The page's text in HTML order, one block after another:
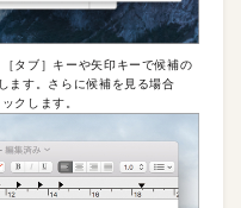
タブ］キーや矢印キーで候補の
ます。さらに候補を見る場合
クします。